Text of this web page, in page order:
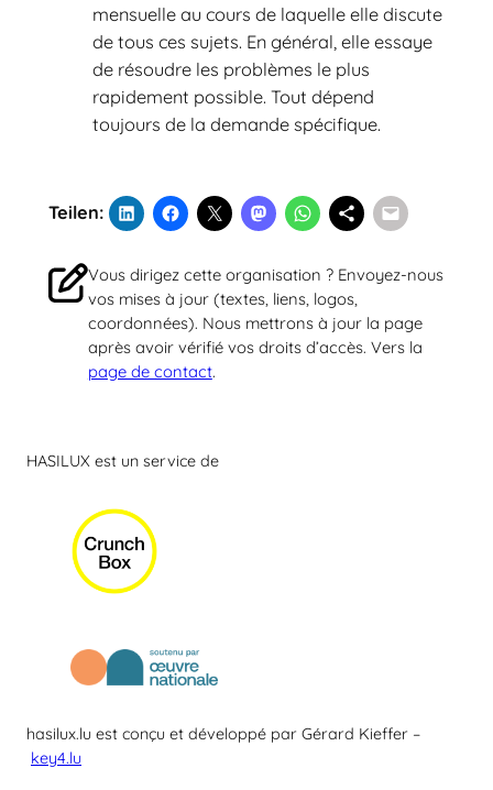
mensuelle au cours de laquelle elle discute
de tous ces sujets. En général, elle essaye
de résoudre les problèmes le plus
rapidement possible. Tout dépend
toujours de la demande spécifique.
Teilen:
Vous dirigez cette organisation ? Envoyez-nous
vos mises à jour (textes, liens, logos,
coordonnées). Nous mettrons à jour la page
après avoir vérifié vos droits d’accès. Vers la
page de contact.
HASILUX est un service de
hasilux.lu est conçu et développé par Gérard Kieffer –
key4.lu